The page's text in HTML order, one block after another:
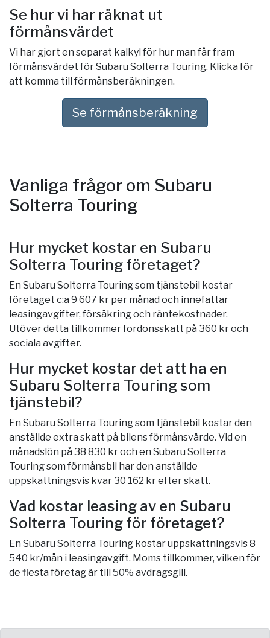
Se hur vi har räknat ut
förmånsvärdet
Vi har gjort en separat kalkyl för hur man får fram
förmånsvärdet för Subaru Solterra Touring. Klicka för
att komma till förmånsberäkningen.
Se förmånsberäkning
Vanliga frågor om Subaru
Solterra Touring
Hur mycket kostar en Subaru
Solterra Touring företaget?
En Subaru Solterra Touring som tjänstebil kostar
företaget c:a 9 607 kr per månad och innefattar
leasingavgifter, försäkring och räntekostnader.
Utöver detta tillkommer fordonsskatt på 360 kr och
sociala avgifter.
Hur mycket kostar det att ha en
Subaru Solterra Touring som
tjänstebil?
En Subaru Solterra Touring som tjänstebil kostar den
anställde extra skatt på bilens förmånsvärde. Vid en
månadslön på 38 830 kr och en Subaru Solterra
Touring som förmånsbil har den anställde
uppskattningsvis kvar 30 162 kr efter skatt.
Vad kostar leasing av en Subaru
Solterra Touring för företaget?
En Subaru Solterra Touring kostar uppskattningsvis 8
540 kr/mån i leasingavgift. Moms tillkommer, vilken för
de flesta företag är till 50% avdragsgill.